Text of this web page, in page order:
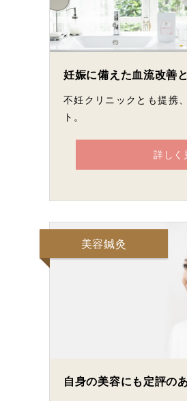
妊娠に備えた血流改善
不妊クリニックとも提携
ト。
詳しく
美容鍼灸
自身の美容にも定評の